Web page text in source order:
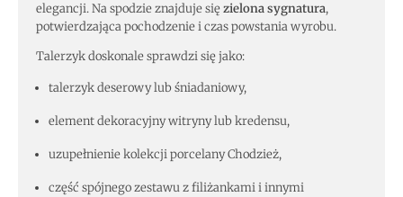
elegancji. Na spodzie znajduje sięzielona sygnatura,
potwierdzająca pochodzenie i czas powstania wyrobu.
Talerzyk doskonale sprawdzi się jako:
talerzyk deserowy lub śniadaniowy,
element dekoracyjny witryny lub kredensu,
uzupełnienie kolekcji porcelany Chodzież,
część spójnego zestawu z filiżankami i innymi